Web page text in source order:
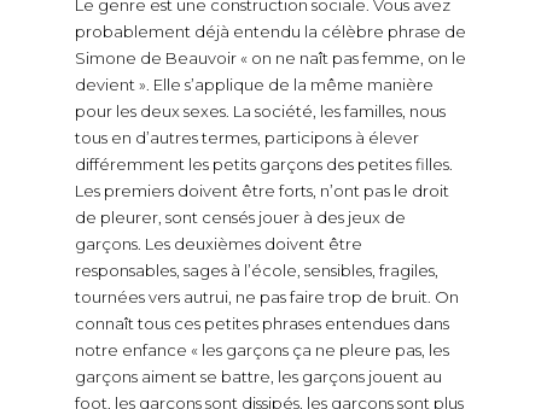
Le genre est une construction sociale. Vous avez
probablement déjà entendu la célèbre phrase de
Simone de Beauvoir « on ne naît pas femme, on le
devient ». Elle s’applique de la même manière
pour les deux sexes. La société, les familles, nous
tous en d’autres termes, participons à élever
différemment les petits garçons des petites filles.
Les premiers doivent être forts, n’ont pas le droit
de pleurer, sont censés jouer à des jeux de
garçons. Les deuxièmes doivent être
responsables, sages à l’école, sensibles, fragiles,
tournées vers autrui, ne pas faire trop de bruit. On
connaît tous ces petites phrases entendues dans
notre enfance « les garçons ça ne pleure pas, les
garçons aiment se battre, les garçons jouent au
foot, les garçons sont dissipés, les garçons sont plus